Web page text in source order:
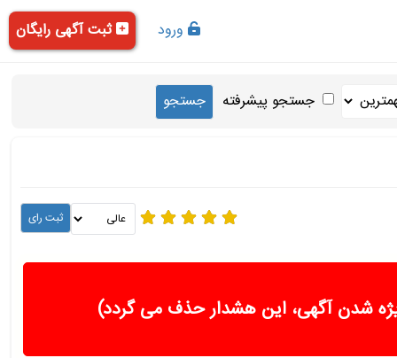
ورود ثبت آگهی رایگان
جستجو پیشرفته
شدن آگهی، این هشدار حذف می گردد)